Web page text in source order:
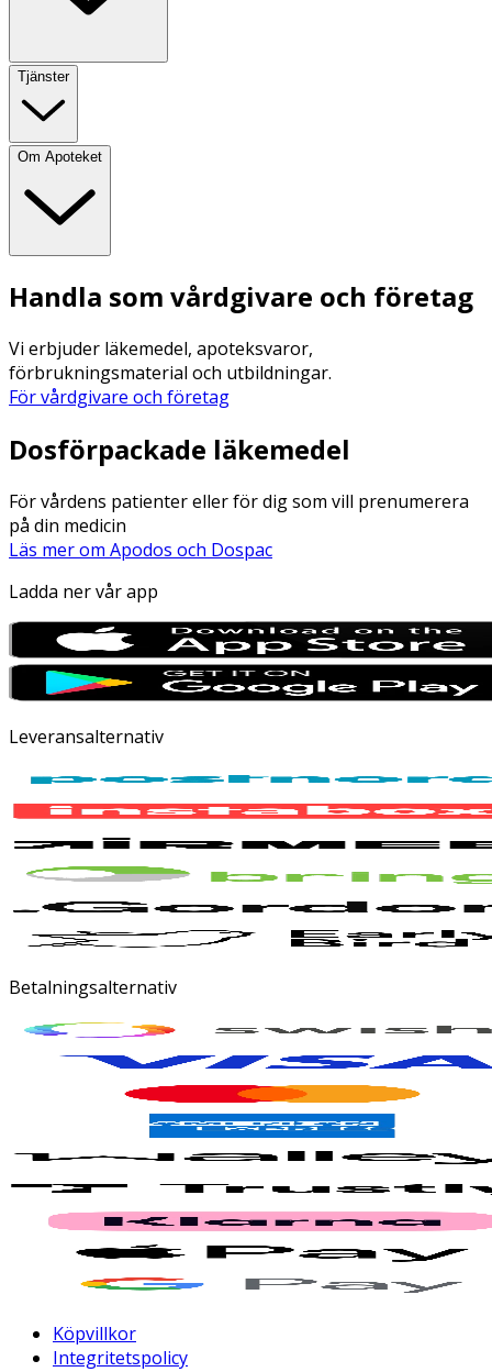
Tjänster
Om Apoteket
Handla som vårdgivare och företag
Vi erbjuder läkemedel, apoteksvaror,
förbrukningsmaterial och utbildningar.
För vårdgivare och företag
Dosförpackade läkemedel
För vårdens patienter eller för dig som vill prenumerera
på din medicin
Läs mer om Apodos och Dospac
Ladda ner vår app
Leveransalternativ
Betalningsalternativ
Köpvillkor
Integritetspolicy